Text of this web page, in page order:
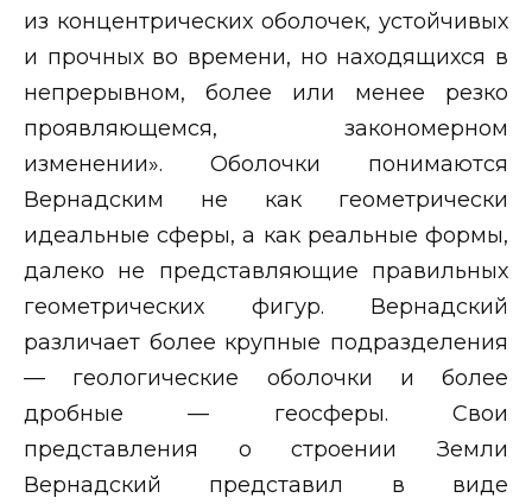
из концентрических оболочек, устойчивых
и прочных во времени, но находящихся в
непрерывном, более или менее резко
проявляющемся, закономерном
изменении». Оболочки понимаются
Вернадским не как геометрически
идеальные сферы, а как реальные формы,
далеко не представляющие правильных
геометрических фигур. Вернадский
различает более крупные подразделения
— геологические оболочки и более
дробные — геосферы. Свои
представления о строении Земли
Вернадский представил в виде